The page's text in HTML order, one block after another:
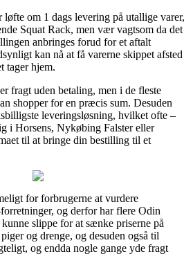
løfte om 1 dags levering på utallige varer,
Squat Rack, men vær vagtsom da det
anbringes forud for et aftalt
kan nå at få varerne skippet afsted
tager hjem.
fragt uden betaling, men i de fleste
shopper for en præcis sum. Desuden
leveringsløsning, hvilket ofte –
i Horsens, Nykøbing Falster eller
til at bringe din bestilling til et
for forbrugerne at vurdere
og derfor har flere Odin
slippe for at sænke priserne på
og drenge, og desuden også til
og endda nogle gange yde fragt